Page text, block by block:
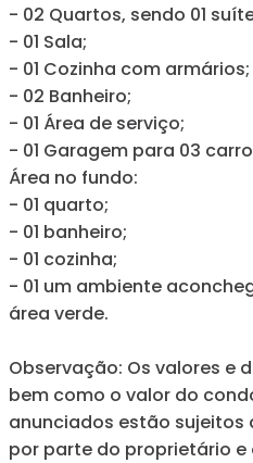
- 02 Quartos, sendo 01
- 01 Sala;
- 01 Cozinha com armários;
- 02 Banheiro;
- 01 Área de serviço;
- 01 Garagem para 03
Área no fundo:
- 01 quarto;
- 01 banheiro;
- 01 cozinha;
- 01 um ambiente
área verde.
Observação: Os valores e
bem como o valor do
anunciados estão
por parte do proprietário e